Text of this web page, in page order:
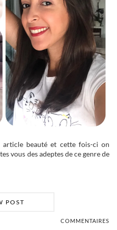
article beauté et cette fois-ci on
vous des adeptes de ce genre de
POST
COMMENTAIRES